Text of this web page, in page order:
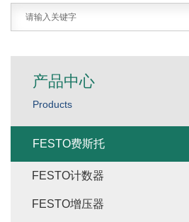
产品中心
Products
FESTO费斯托
FESTO计数器
FESTO增压器